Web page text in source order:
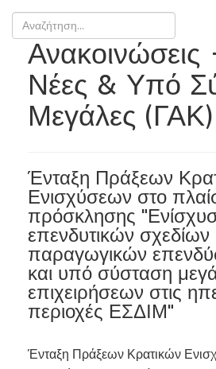
Νέες & Υπό
Μεγάλες (ΓΑΚ)
Ένταξη Πράξεων
Ενισχύσεων στο
πρόσκλησης
επενδυτικών σχεδίων
παραγωγικών
και υπό σύσταση
επιχειρήσεων στις
περιοχές ΕΣΔΙΜ"
Ένταξη Πράξεων Κρατικών